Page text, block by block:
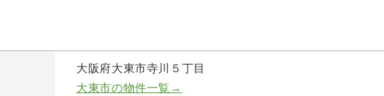
大阪府大東市寺川５丁目
大東市の物件一覧→